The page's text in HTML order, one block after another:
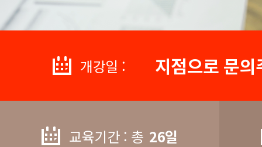
개강일 : 지점으로 문
교육기간 : 총 26일